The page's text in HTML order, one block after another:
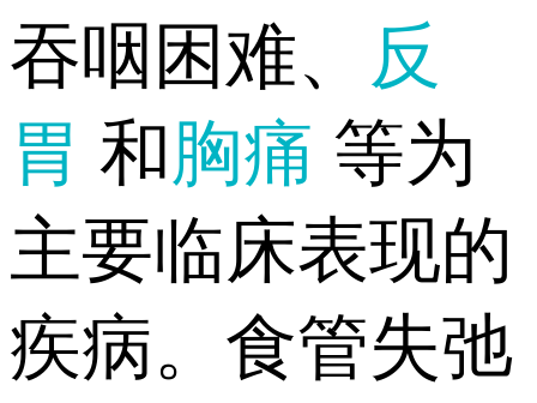
吞咽困难、
反
胃 和胸痛 等为
主要临床表现的
疾病。食管失弛